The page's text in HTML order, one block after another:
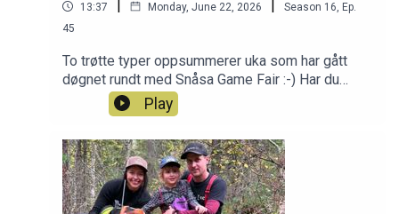
13:37 | Monday, June 22, 2026 | Season 16 Ep.
45
To trøtte typer oppsummerer uka som har gått
døgnet rundt med Snåsa Game Fair :-) Har du
også lyst til å bli med i Patreon-jaktlaget? Klikk
deg inn her da vel:
Play